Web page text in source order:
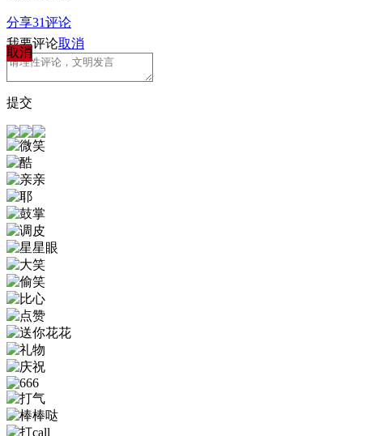
分享31评论
取消
我要评论取消
提交